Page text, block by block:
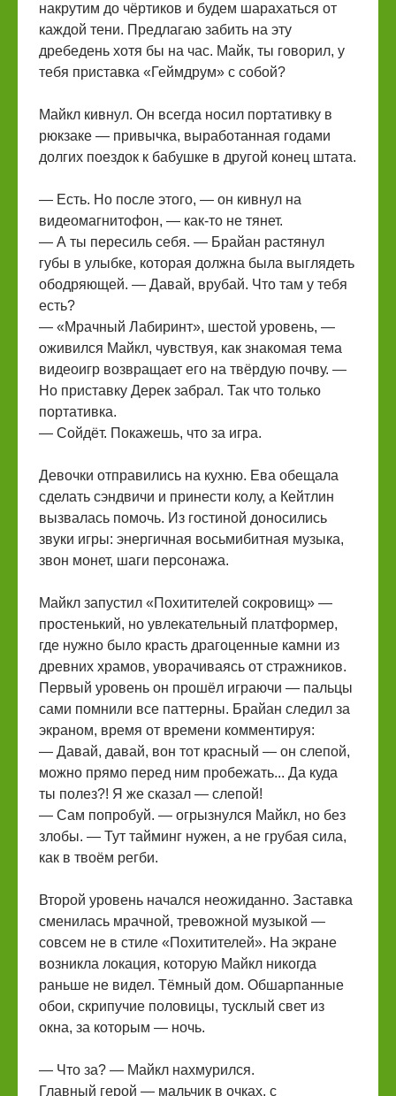
накрутим до чёртиков и будем шарахаться от
каждой тени. Предлагаю забить на эту
дребедень хотя бы на час. Майк, ты говорил, у
тебя приставка «Геймдрум» с собой?
Майкл кивнул. Он всегда носил портативку в
рюкзаке — привычка, выработанная годами
долгих поездок к бабушке в другой конец штата.
— Есть. Но после этого, — он кивнул на
видеомагнитофон, — как-то не тянет.
— А ты пересиль себя. — Брайан растянул
губы в улыбке, которая должна была выглядеть
ободряющей. — Давай, врубай. Что там у тебя
есть?
— «Мрачный Лабиринт», шестой уровень, —
оживился Майкл, чувствуя, как знакомая тема
видеоигр возвращает его на твёрдую почву. —
Но приставку Дерек забрал. Так что только
портативка.
— Сойдёт. Покажешь, что за игра.
Девочки отправились на кухню. Ева обещала
сделать сэндвичи и принести колу, а Кейтлин
вызвалась помочь. Из гостиной доносились
звуки игры: энергичная восьмибитная музыка,
звон монет, шаги персонажа.
Майкл запустил «Похитителей сокровищ» —
простенький, но увлекательный платформер,
где нужно было красть драгоценные камни из
древних храмов, уворачиваясь от стражников.
Первый уровень он прошёл играючи — пальцы
сами помнили все паттерны. Брайан следил за
экраном, время от времени комментируя:
— Давай, давай, вон тот красный — он слепой,
можно прямо перед ним пробежать... Да куда
ты полез?! Я же сказал — слепой!
— Сам попробуй. — огрызнулся Майкл, но без
злобы. — Тут тайминг нужен, а не грубая сила,
как в твоём регби.
Второй уровень начался неожиданно. Заставка
сменилась мрачной, тревожной музыкой —
совсем не в стиле «Похитителей». На экране
возникла локация, которую Майкл никогда
раньше не видел. Тёмный дом. Обшарпанные
обои, скрипучие половицы, тусклый свет из
окна, за которым — ночь.
— Что за? — Майкл нахмурился.
Главный герой — мальчик в очках, с